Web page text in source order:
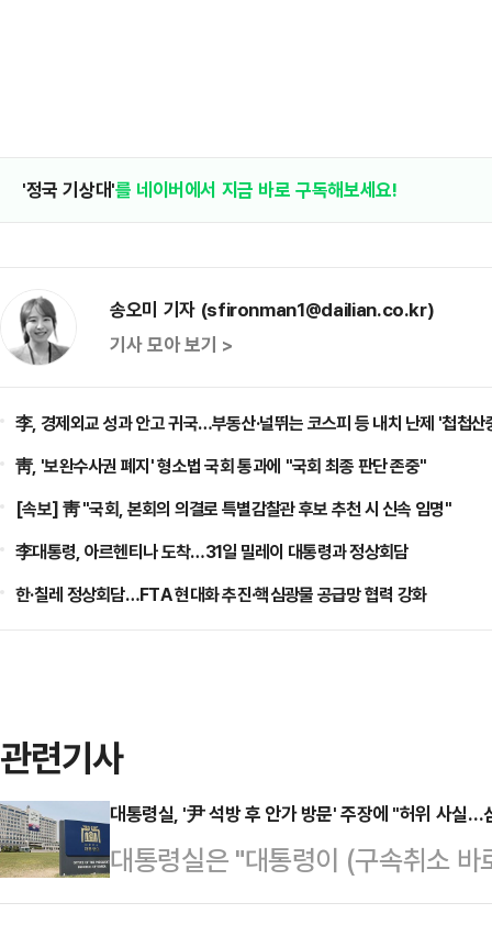
'정국 기상대'를 네이버에서 지금 바로 구독해보세요!
송오미 기자 (sfironman1@dailian.co.kr)
기사 모아 보기 >
李, 경제외교 성과 안고 귀국…부동산·널뛰는 코스피 등 내치 난제 '첩첩산
靑, '보완수사권 폐지' 형소법 국회 통과에 "국회 최종 판단 존중"
[속보] 靑 "국회, 본회의 의결로 특별감찰관 후보 추천 시 신속 임명"
李대통령, 아르헨티나 도착…31일 밀레이 대통령과 정상회담
한·칠레 정상회담…FTA 현대화 추진·핵심광물 공급망 협력 강화
관련기사
대통령실, '尹 석방 후 안가 방문' 주장에 "허위 사실…
대통령실은 "대통령이 (구속취소
문했다는 허위 주장과 관련해 대통